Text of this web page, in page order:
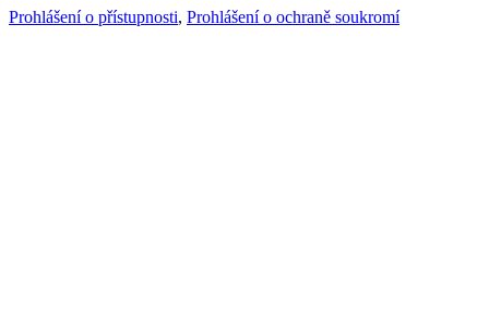
Prohlášení o přístupnosti, Prohlášení o ochraně soukromí